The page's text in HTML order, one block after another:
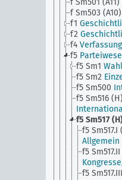
f Sm501 (A11)
f Sm503
f1
f2
f4
f5
f5 Sm1
f5 Sm2
f5 Sm500
f5 Sm516 (H)
f5 Sm517
f5 Sm517.I
Allgemein
f5
f5